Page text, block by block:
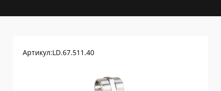
Артикул:LD.67.511.40